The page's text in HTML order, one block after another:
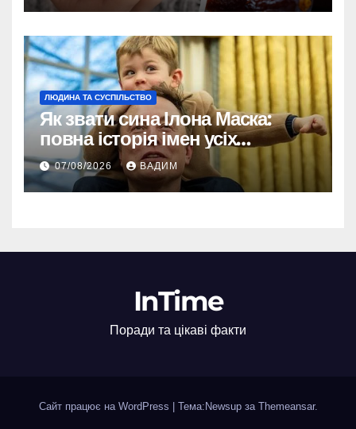
ЛЮДИНА ТА СУСПІЛЬСТВО
Як звати сина Ілона Маска:
повна історія імен усіх
хлопчиків мільярдера
07/08/2026 ВАДИМ
InTime
Поради та цікаві факти
Сайт працює на WordPress Тема:Newsup за Themeansar.